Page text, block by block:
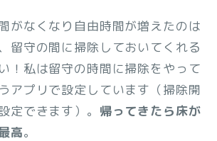
がなくなり自由時間が増えたのは
留守の間に掃除しておいてくれる
！私は留守の時間に掃除をやって
アプリで設定しています（掃除開
定できます）。 帰ってきたら床が
高。